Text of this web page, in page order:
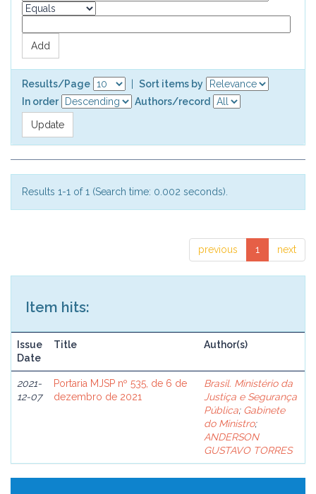
Results/Page
Sort items by
In order
Authors/record
Results 1-1 of 1 (Search time: 0.002 seconds).
previous 1 next
Item hits:
Issue
Date
Title Author(s)
2021-
12-07
Portaria MJSP nº 535, de 6 de
dezembro de 2021
Brasil. Ministério da
Justiça e Segurança
Pública; Gabinete
do Ministro;
ANDERSON
GUSTAVO TORRES